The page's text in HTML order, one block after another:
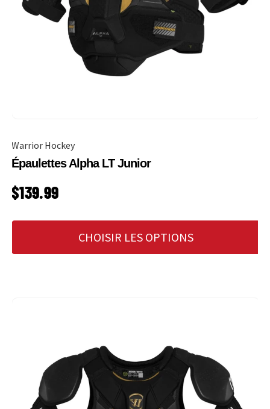
Warrior Hockey
Épaulettes Alpha LT Junior
PRIX HABITUEL
$139.99
CHOISIR LES OPTIONS